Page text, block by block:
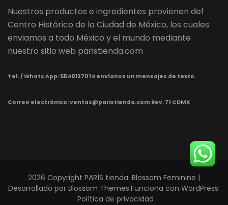
Nuestros productos e ingredientes provienen del
Centro Histórico de la Ciudad de México, los cuales
enviamos a todo México y el mundo mediante
nuestro sitio web paristienda.com
Tel. / Whats App: 5549137014 envíanos un mensajes de texto.
Correo electrónico: ventas@paristienda.com Rev. 71 CDMX
2026 Copyright PARÍS tienda. Blossom Feminine |
Desarrollado por Blossom Themes.Funciona con WordPress.
Política de privacidad